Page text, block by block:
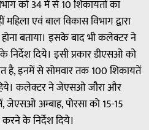
को 34 में से 10 शिकायतों का
एवं बाल विकास विभाग द्वारा
बताया। इसके बाद भी कलेक्टर ने
दिये। इसी प्रकार डीएसओ को
है, इनमें से सोमवार तक 100 शिकायतें
कलेक्टर ने जेएसओ जौरा और
अम्बाह, पोरसा को 15-15
के निर्देश दिये।